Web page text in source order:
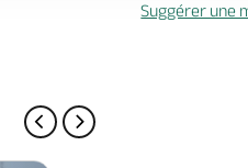
Suggérer une